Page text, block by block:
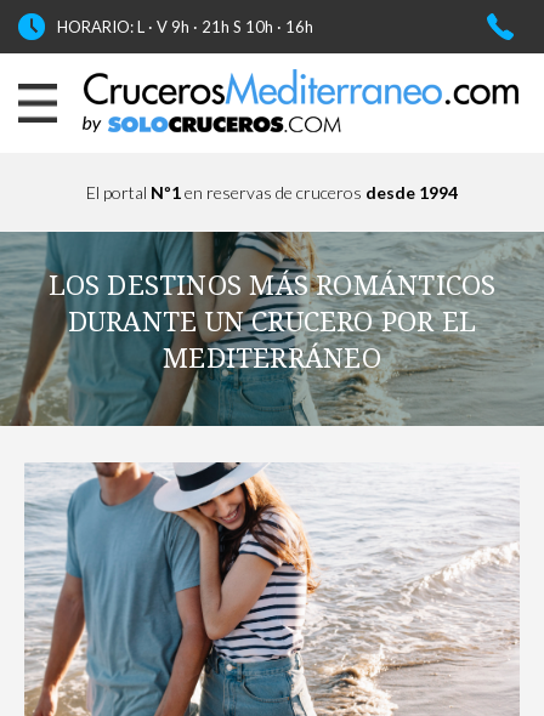
HORARIO: L · V 9h · 21h S 10h · 16h
El portal Nº1en reservas de cruceros desde 1994
LOS DESTINOS MÁS ROMÁNTICOS
DURANTE UN CRUCERO POR EL
MEDITERRÁNEO